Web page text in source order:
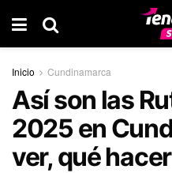
Inicio Cundinamarca
Así son las
2025 en
ver, qué